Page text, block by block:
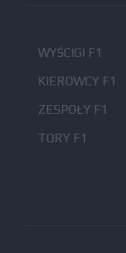
WYŚCIGI F1
KIEROWCY F1
ZESPOŁY F1
TORY F1